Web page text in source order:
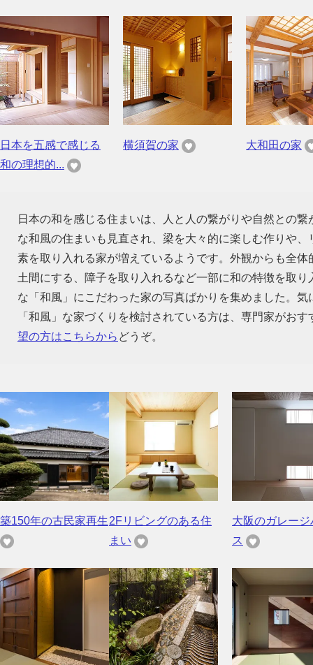
日本を五感で感じる
和の理想的...
横須賀の家 大和田の家
日本の和を感じる住まいは、人と人の繋がりや自然との
な和風の住まいも見直され、梁を大々的に楽しむ作りや
素を取り入れる家が増えているようです。外観からも全
土間にする、障子を取り入れるなど一部に和の特徴を取
な「和風」にこだわった家の写真ばかりを集めました。
「和風」な家づくりを検討されている方は、専門家がお
望の方はこちらから どうぞ。
築150年の古民家再生2Fリビングのある住
まい
大阪のガレージ
ス